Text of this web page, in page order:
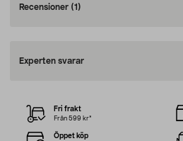
Recensioner (1)
Experten svarar
Fri frakt
Från 599 kr*
Öppet köp